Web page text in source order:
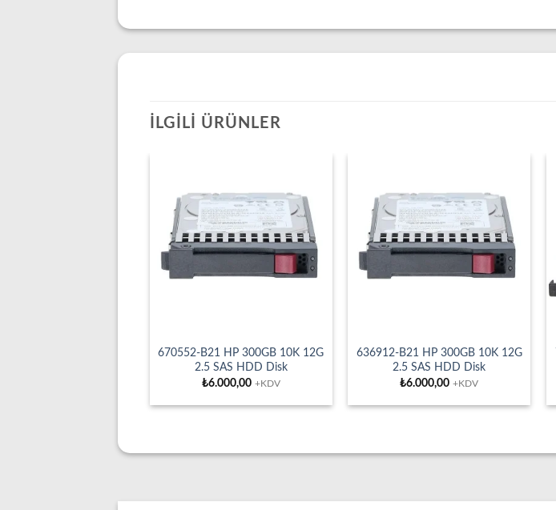
İLGILI ÜRÜNLER
670552-B21 HP 300GB 10K 12G
2.5 SAS HDD Disk
₺6.000,00 +KDV
636912-B21 HP 300GB 10K 12G
2.5 SAS HDD Disk
₺6.000,00 +KDV